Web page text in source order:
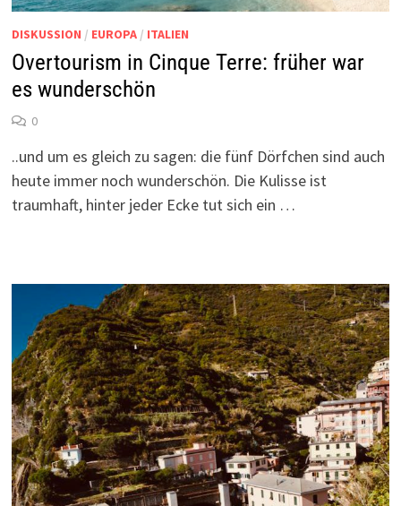
DISKUSSION / EUROPA/ ITALIEN
Overtourism in Cinque Terre: früher war
es wunderschön
0
..und um es gleich zu sagen: die fünf Dörfchen sind auch
heute immer noch wunderschön. Die Kulisse ist
traumhaft, hinter jeder Ecke tut sich ein …